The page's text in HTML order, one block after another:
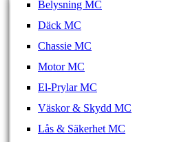
Belysning MC
Däck MC
Chassie MC
Motor MC
El-Prylar MC
Väskor & Skydd MC
Lås & Säkerhet MC